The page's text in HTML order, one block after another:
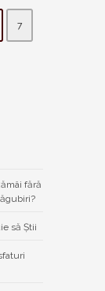
7
fără
să Știi